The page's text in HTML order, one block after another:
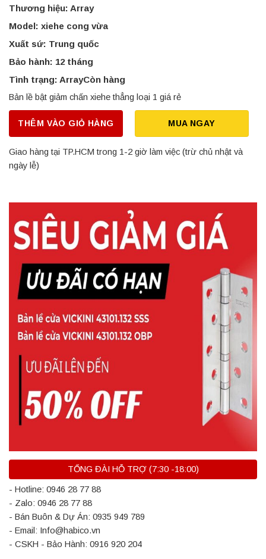
Thương hiệu: Array
Model: xiehe cong vừa
Xuất sứ: Trung quốc
Bảo hành: 12 tháng
Tình trạng: ArrayCòn hàng
Bản lề bật giảm chấn xiehe thẳng loại 1 giá rẻ
THÊM VÀO GIỎ HÀNG MUA NGAY
Giao hàng tại TP.HCM trong 1-2 giờ làm việc (trừ chủ nhật và
ngày lễ)
TỔNG ĐÀI HỖ TRỢ (7:30 -18:00)
- Hotline: 0946 28 77 88
- Zalo: 0946 28 77 88
- Bán Buôn & Dự Án: 0935 949 789
- Email: Info@habico.vn
- CSKH - Bảo Hành: 0916 920 204